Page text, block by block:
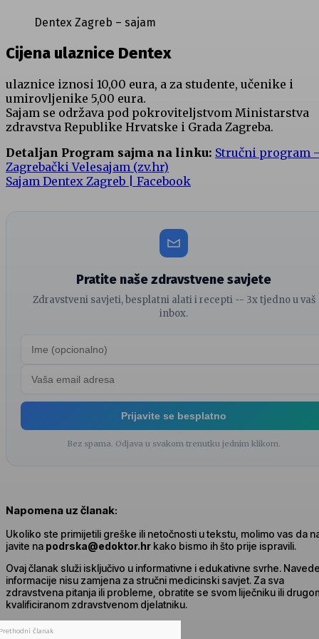
Dentex Zagreb – sajam
Cijena ulaznice Dentex
ulaznice iznosi 10,00 eura, a za studente, učenike i
umirovljenike 5,00 eura.
Sajam se održava pod pokroviteljstvom Ministarstva
zdravstva Republike Hrvatske i Grada Zagreba.
Detaljan Program sajma na linku: Stručni program
Zagrebački Velesajam (zv.hr)
Sajam Dentex Zagreb | Facebook
Pratite naše zdravstvene savjete
Zdravstveni savjeti, besplatni alati i recepti -- 3x tjedno u vaš
inbox.
Prijavite se besplatno
Bez spama. Odjava u svakom trenutku jednim klikom.
Napomena uz članak:
Ukoliko ste primijetili greške ili netočnosti u tekstu, molimo vas da
javite na podrska@edoktor.hr kako bismo ih što prije ispravili.
Ovaj članak služi isključivo u informativne i edukativne svrhe.
informacije nisu zamjena za stručni medicinski savjet. Za sva
zdravstvena pitanja ili probleme, obratite se svom liječniku ili
kvalificiranom zdravstvenom djelatniku.
članak